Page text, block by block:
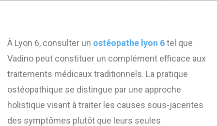
À Lyon 6, consulter un ostéopathe lyon 6tel que
Vadino peut constituer un complément efficace aux
traitements médicaux traditionnels. La pratique
ostéopathique se distingue par une approche
holistique visant à traiter les causes sous-jacentes
des symptômes plutôt que leurs seules